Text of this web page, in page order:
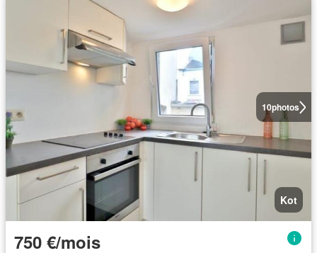
10photos
Kot
750 €/mois